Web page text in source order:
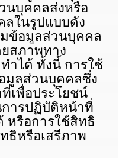
นบุคคลส่งหรือ
ในรูปแบบดัง
ข้อมูลส่วนบุคคล
สภาพทาง
ำได้ ทั้งนี้ การใช้
มูลส่วนบุคคลซึ่ง
เพื่อประโยชน์
ารปฏิบัติหน้าที่
หรือการใช้สิทธิ
ธิหรือเสรีภาพ
น